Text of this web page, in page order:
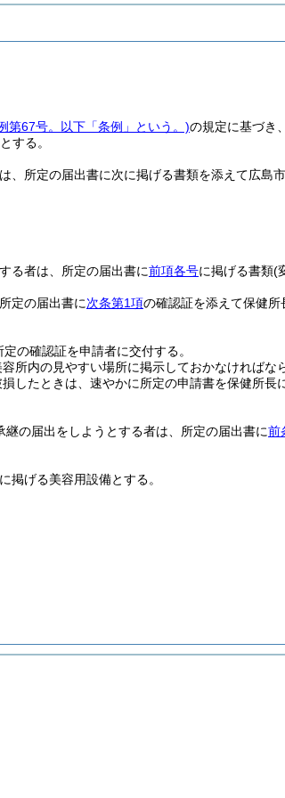
第67号。以下「条例」という。)の規定に基づき
する。
、所定の届出書に次に掲げる書類を添えて広島
る者は、所定の届出書に前項各号に掲げる書類(
定の届出書に次条第1項の確認証を添えて保健所
の確認証を申請者に交付する。
所内の見やすい場所に掲示しておかなければな
したときは、速やかに所定の申請書を保健所
の届出をしようとする者は、所定の届出書に前
掲げる美容用設備とする。